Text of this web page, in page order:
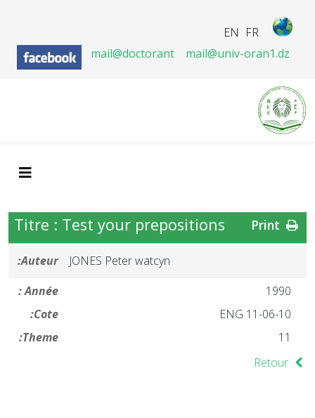
FR
EN
mail@doctorant
mail@univ-oran1.dz
Titre : Test your prepositions
Auteur:
JONES Peter watcyn
Année :
1990
Cote:
ENG 11-06-10
Theme:
11
Retour